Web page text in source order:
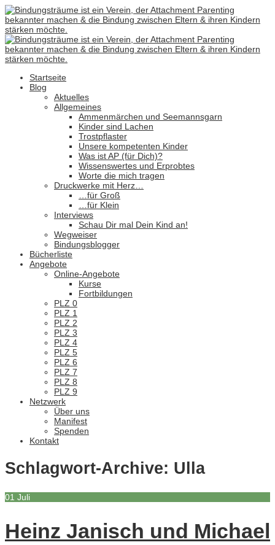
Startseite
Blog
Aktuelles
Allgemeines
Ammenmärchen und Seemannsgarn
Kinder sind Lachen
Trostpflaster
Unsere kompetenten Kinder
Was ist AP (für Dich)?
Wissenswertes und Erprobtes
Worte die mich tragen
Druckwerke mit Herz…
…für Groß
…für Klein
Interviews
Schau Dir mal Dein Kind an!
Wegweiser
Bindungsblogger
Bücherliste
Angebote
Online-Angebote
Kurse
Fortbildungen
PLZ 0
PLZ 1
PLZ 2
PLZ 3
PLZ 4
PLZ 5
PLZ 6
PLZ 7
PLZ 8
PLZ 9
Netzwerk
Über uns
Manifest
Spenden
Kontakt
Schlagwort-Archive: Ulla
01 Juli
Heinz Janisch und Michael